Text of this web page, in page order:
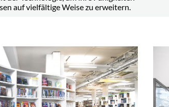
auf vielfältige Weise zu erweitern.